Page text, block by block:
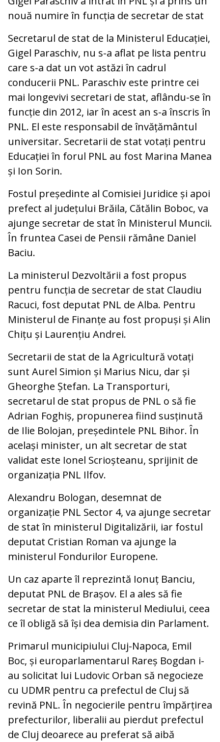
nouă numire în funcția de secretar de stat
Secretarul de stat de la Ministerul Educației,
Gigel Paraschiv, nu s-a aflat pe lista pentru
care s-a dat un vot astăzi în cadrul
conducerii PNL. Paraschiv este printre cei
mai longevivi secretari de stat, aflându-se în
funcție din 2012, iar în acest an s-a înscris în
PNL. El este responsabil de învățământul
universitar. Secretarii de stat votați pentru
Educației în forul PNL au fost Marina Manea
și Ion Sorin.
Fostul președinte al Comisiei Juridice și apoi
prefect al județului Brăila, Cătălin Boboc, va
ajunge secretar de stat în Ministerul Muncii.
În fruntea Casei de Pensii rămâne Daniel
Baciu.
La ministerul Dezvoltării a fost propus
pentru funcția de secretar de stat Claudiu
Racuci, fost deputat PNL de Alba. Pentru
Ministerul de Finanțe au fost propuși și Alin
Chițu și Laurențiu Andrei.
Secretarii de stat de la Agricultură votați
sunt Aurel Simion și Marius Nicu, dar și
Gheorghe Ștefan. La Transporturi,
secretarul de stat propus de PNL o să fie
Adrian Foghiș, propunerea fiind susținută
de Ilie Bolojan, președintele PNL Bihor. În
același minister, un alt secretar de stat
validat este Ionel Scrioșteanu, sprijinit de
organizația PNL Ilfov.
Alexandru Bologan, desemnat de
organizație PNL Sector 4, va ajunge secretar
de stat în ministerul Digitalizării, iar fostul
deputat Cristian Roman va ajunge la
ministerul Fondurilor Europene.
Un caz aparte îl reprezintă Ionuț Banciu,
deputat PNL de Brașov. El a ales să fie
secretar de stat la ministerul Mediului, ceea
ce îl obligă să își dea demisia din Parlament.
Primarul municipiului Cluj-Napoca, Emil
Boc, și europarlamentarul Rareș Bogdan i-
au solicitat lui Ludovic Orban să negocieze
cu UDMR pentru ca prefectul de Cluj să
revină PNL. În negocierile pentru împărțirea
prefecturilor, liberalii au pierdut prefectul
de Cluj deoarece au preferat să aibă